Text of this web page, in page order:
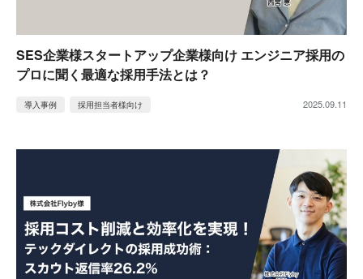
SES企業様スタートアップ企業様向け エンジニア採用の
プロに聞く最適な採用手法とは？
導入事例 採用担当者様向け 2025.09.11